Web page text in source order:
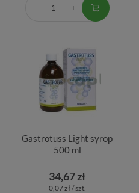
Gastrotuss Light syrop
500 ml
34,67 zł
0,07 zł / szt.